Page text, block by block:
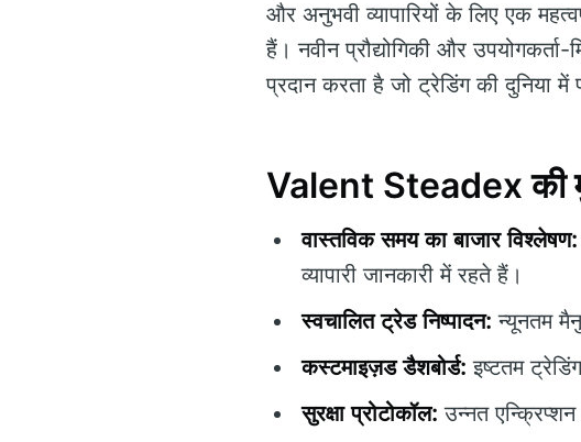
और अनुभवी व्यापारियों के लिए एक
हैं। नवीन प्रौद्योगिकी और
प्रदान करता है जो ट्रेडिंग की दुनिया
Valent Steadex की
वास्तविक समय का बाजार विश्लेषण:
व्यापारी जानकारी में रहते हैं।
स्वचालित ट्रेड निष्पादन: न्यूनतम
कस्टमाइज़ड डैशबोर्ड: इष्टतम
सुरक्षा प्रोटोकॉल: उन्नत